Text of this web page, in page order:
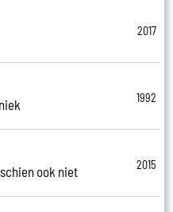
2017
1992
ook niet
2015